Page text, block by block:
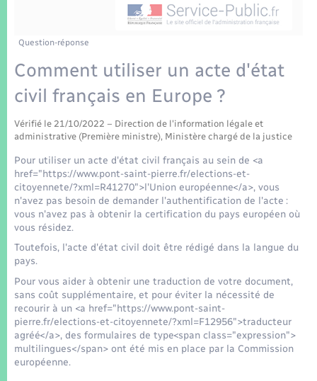
Etat-civil - Papiers - Citoyenneté
Mariage – PACS
Parrainage civil
Recensement
Logement - Urbanisme
Loisirs
Nouvel habitant
Numérique
Organisation d’événement
Sécurité - Prévention
Seniors
Transports
Travaux - Autorisation d’occupation de l’espace
Compétences
Plan interactif
Présentation de la commune
Publications
La Communauté de communes
Question-réponse
Comment utiliser un acte d'état
civil français en Europe ?
Vérifié le 21/10/2022 – Direction de l'information légale et
administrative (Première ministre), Ministère chargé de la justice
Pour utiliser un acte d'état civil français au sein de <a
href="https://www.pont-saint-pierre.fr/elections-et-
citoyennete/?xml=R41270">l'Union européenne</a>, vous
n'avez pas besoin de demander l'authentification de l'acte :
vous n'avez pas à obtenir la certification du pays européen où
vous résidez.
Toutefois, l'acte d'état civil doit être rédigé dans la langue du
pays.
Pour vous aider à obtenir une traduction de votre document,
sans coût supplémentaire, et pour éviter la nécessité de
recourir à un <a href="https://www.pont-saint-
pierre.fr/elections-et-citoyennete/?xml=F12956">traducteur
agréé</a>, des formulaires de type<span class="expression">
multilingues</span> ont été mis en place par la Commission
européenne.